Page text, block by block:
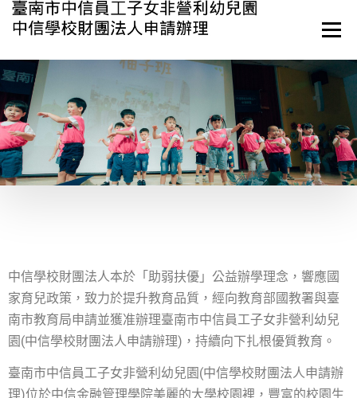
選單
最新消息 關於中信 環境與設備 課程與教學
活動與資源 衛生與保育 產學合作 聯絡我們
中信學校財團法人本於「助弱扶優」公益辦學理念，響應國
家育兒政策，致力於提升教育品質，經向教育部國教署與臺
南市教育局申請並獲准辦理臺南市中信員工子女非營利幼兒
園(中信學校財團法人申請辦理) ，持續向下扎根優質教育。
臺南市中信員工子女非營利幼兒園(中信學校財團法人申請辦
理)位於中信金融管理學院美麗的大學校園裡，豐富的校園生